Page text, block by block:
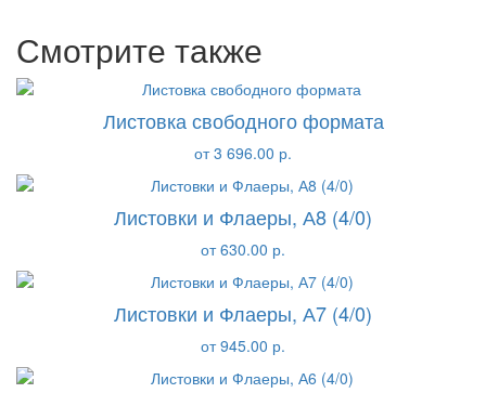
Смотрите также
Листовка свободного формата
от 3 696.00 р.
Листовки и Флаеры, А8 (4/0)
от 630.00 р.
Листовки и Флаеры, А7 (4/0)
от 945.00 р.